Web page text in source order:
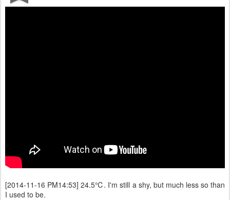
[2014-11-16 PM14:53] 24.5℃. I'm still a shy, but much less so than
I used to be.